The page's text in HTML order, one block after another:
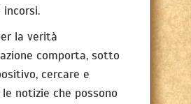
incorsi.
la verità
comporta, sotto
cercare e
notizie che possono